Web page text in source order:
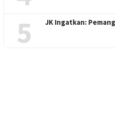
5 JK Ingatkan: